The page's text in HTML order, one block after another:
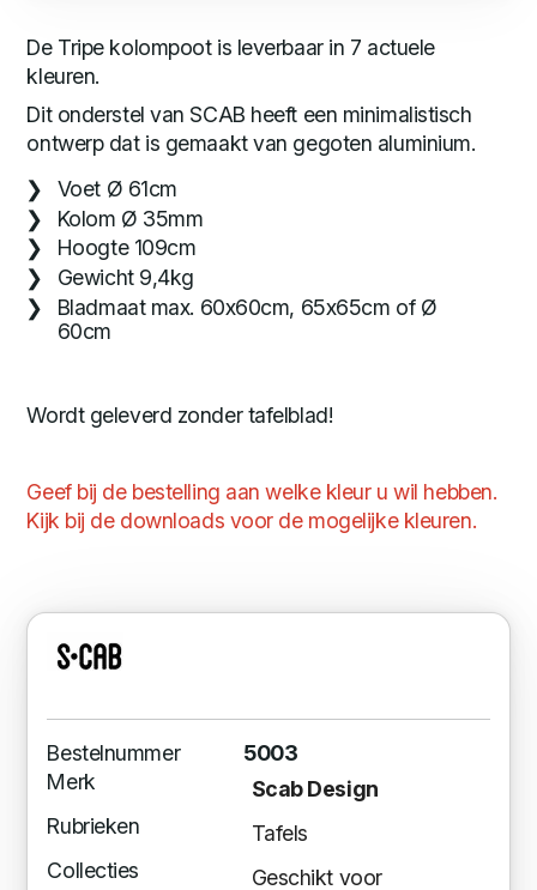
De Tripe kolompoot is leverbaar in 7 actuele
kleuren.
Dit onderstel van SCAB heeft een minimalistisch
ontwerp dat is gemaakt van gegoten aluminium.
Voet Ø 61cm
Kolom Ø 35mm
Hoogte 109cm
Gewicht 9,4kg
Bladmaat max. 60x60cm, 65x65cm of Ø
60cm
Wordt geleverd zonder tafelblad!
Geef bij de bestelling aan welke kleur u wil hebben.
Kijk bij de downloads voor de mogelijke kleuren.
Bestelnummer
5003
Merk
Scab Design
Rubrieken
Tafels
Collecties
Geschikt voor